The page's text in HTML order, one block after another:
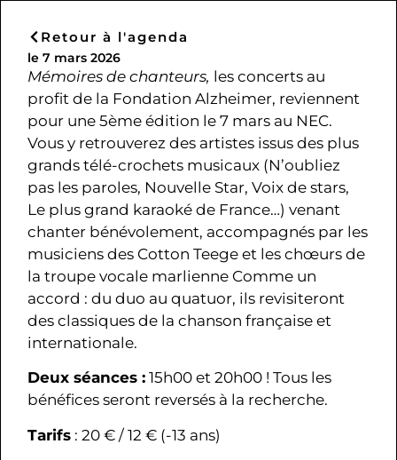
Retour à l'agenda
le 7 mars 2026
Mémoires de chanteurs, les concerts au
profit de la Fondation Alzheimer, reviennent
pour une 5ème édition le 7 mars au NEC.
Vous y retrouverez des artistes issus des plus
grands télé-crochets musicaux (N’oubliez
pas les paroles, Nouvelle Star, Voix de stars,
Le plus grand karaoké de France…) venant
chanter bénévolement, accompagnés par les
musiciens des Cotton Teege et les chœurs de
la troupe vocale marlienne Comme un
accord : du duo au quatuor, ils revisiteront
des classiques de la chanson française et
internationale.
Deux séances : 15h00 et 20h00 ! Tous les
bénéfices seront reversés à la recherche.
Tarifs : 20 € / 12 € (-13 ans)